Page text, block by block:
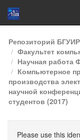
Skip
navigation
Репозиторий БГУИР
Факультет
Научная работа
Компьютерное
производства
научной
студентов (2017)
Please use this